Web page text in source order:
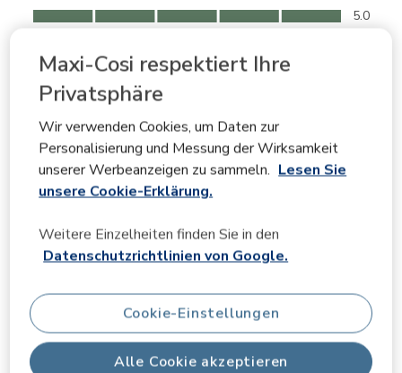
Maxi-Cosi respektiert Ihre
Privatsphäre
Wir verwenden Cookies, um Daten zur
Personalisierung und Messung der Wirksamkeit
unserer Werbeanzeigen zu sammeln. Lesen Sie
unsere Cookie-Erklärung.
Weitere Einzelheiten finden Sie in den
Datenschutzrichtlinien von Google.
Alle Cookie akzeptieren
Cookie-Einstellungen
Qualität, 5.0 von 5
5.0
Benutzerfreundlichkeit, 4.3 von 5
Komfort
Komfort, 5.0 von 5
Bilder und Videos von Kunden